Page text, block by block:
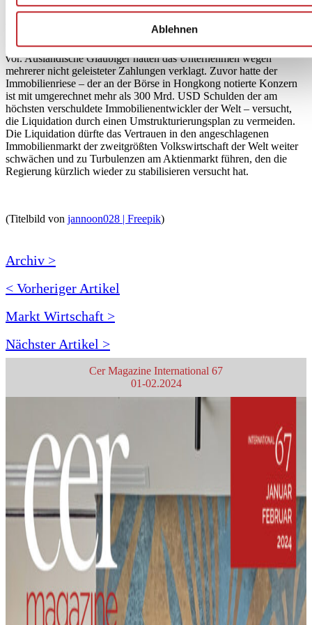
Ablehnen
Sonderverwaltungsregion Hongkong (Hksar) Ende Januar eine
Unternehmen hatte bereits einen Liquidationsantrag seiner
Gläubiger erhalten und bereitete einen neuen Umschuldungsplan
vor. Ausländische Gläubiger hatten das Unternehmen wegen
mehrerer nicht geleisteter Zahlungen verklagt. Zuvor hatte der
Immobilienriese – der an der Börse in Hongkong notierte Konzern
ist mit umgerechnet mehr als 300 Mrd. USD Schulden der am
höchsten verschuldete Immobilienentwickler der Welt – versucht,
die Liquidation durch einen Umstrukturierungsplan zu vermeiden.
Die Liquidation dürfte das Vertrauen in den angeschlagenen
Immobilienmarkt der zweitgrößten Volkswirtschaft der Welt weiter
schwächen und zu Turbulenzen am Aktienmarkt führen, den die
Regierung kürzlich wieder zu stabilisieren versucht hat.
(Titelbild von jannoon028 | Freepik)
Archiv >
< Vorheriger Artikel
Markt Wirtschaft >
Nächster Artikel >
Cer Magazine International 67
01-02.2024